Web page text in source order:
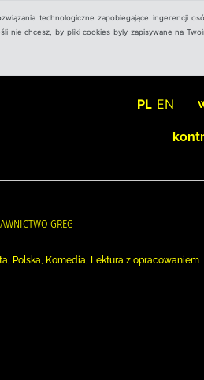
technologiczne zapobiegające ingerencji
nie chcesz, by pliki cookies były zapisywane na
PL EN
GREG
Polska, Komedia, Lektura z opracowaniem